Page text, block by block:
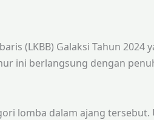
(LKBB) Galaksi Tahun 2024
ini berlangsung dengan
lomba dalam ajang tersebut.